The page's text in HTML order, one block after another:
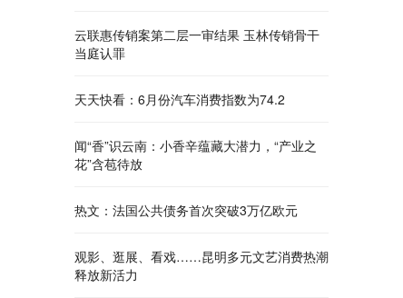
云联惠传销案第二层一审结果 玉林传销骨干
当庭认罪
天天快看：6月份汽车消费指数为74.2
闻“香”识云南：小香辛蕴藏大潜力，“产业之
花”含苞待放
热文：法国公共债务首次突破3万亿欧元
观影、逛展、看戏……昆明多元文艺消费热潮
释放新活力